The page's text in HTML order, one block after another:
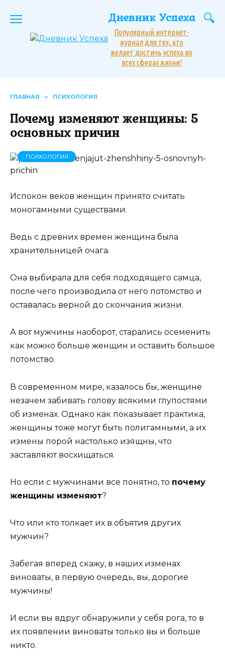
Дневник Успеха
Популярный интернет-
журнал для тех, кто
желает достичь успеха во
всех сферах жизни!
ГЛАВНАЯ » ПСИХОЛОГИЯ
Почему изменяют женщины: 5
основных причин
ПСИХОЛОГИЯ
Испокон веков женщин принято считать
моногамными существами.
Ведь с древних времен женщина была
хранительницей очага.
Она выбирала для себя подходящего самца,
после чего производила от него потомство и
оставалась верной до скончания жизни.
А вот мужчины наоборот, старались осеменить
как можно больше женщин и оставить большое
потомство.
В современном мире, казалось бы, женщине
незачем забивать голову всякими глупостями
об изменах. Однако как показывает практика,
женщины тоже могут быть полигамными, а их
измены порой настолько изящны, что
заставляют восхищаться.
Но если с мужчинами все понятно, то почему
женщины изменяют?
Что или кто толкает их в объятия других
мужчин?
Забегая вперед скажу, в наших изменах
виноваты, в первую очередь, вы, дорогие
мужчины!
И если вы вдруг обнаружили у себя рога, то в
их появлении виноваты только вы и больше
никто.